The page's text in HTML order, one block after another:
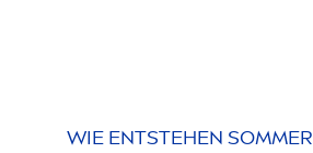
WIE ENTSTEHEN